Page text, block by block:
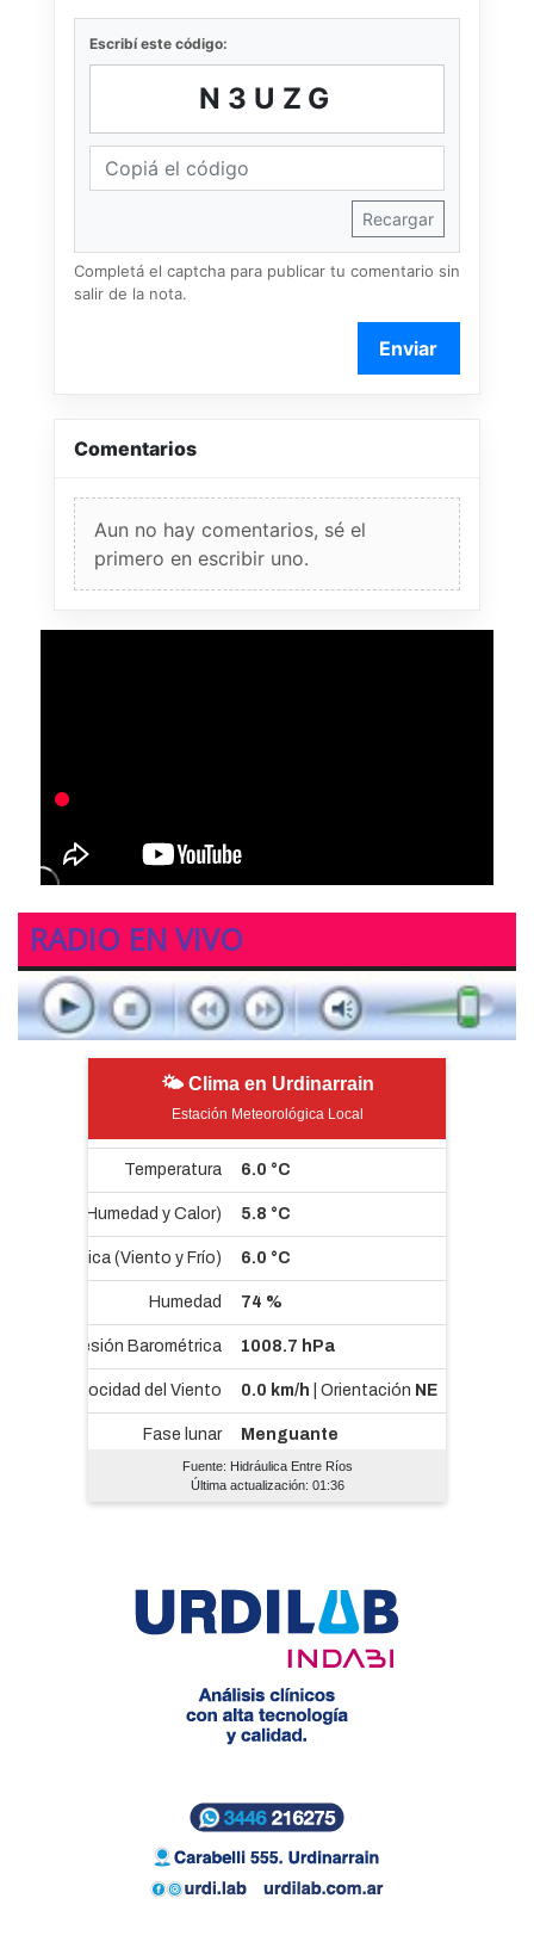
Escribí este código:
N3UZG
Recargar
Completá el captcha para publicar tu comentario sin
salir de la nota.
Enviar
Comentarios
Aun no hay comentarios, sé el
primero en escribir uno.
RADIO EN VIVO
🌤 Clima en Urdinarrain
Estación Meteorológica Local
Fuente: Hidráulica Entre Ríos
Última actualización: 01:36